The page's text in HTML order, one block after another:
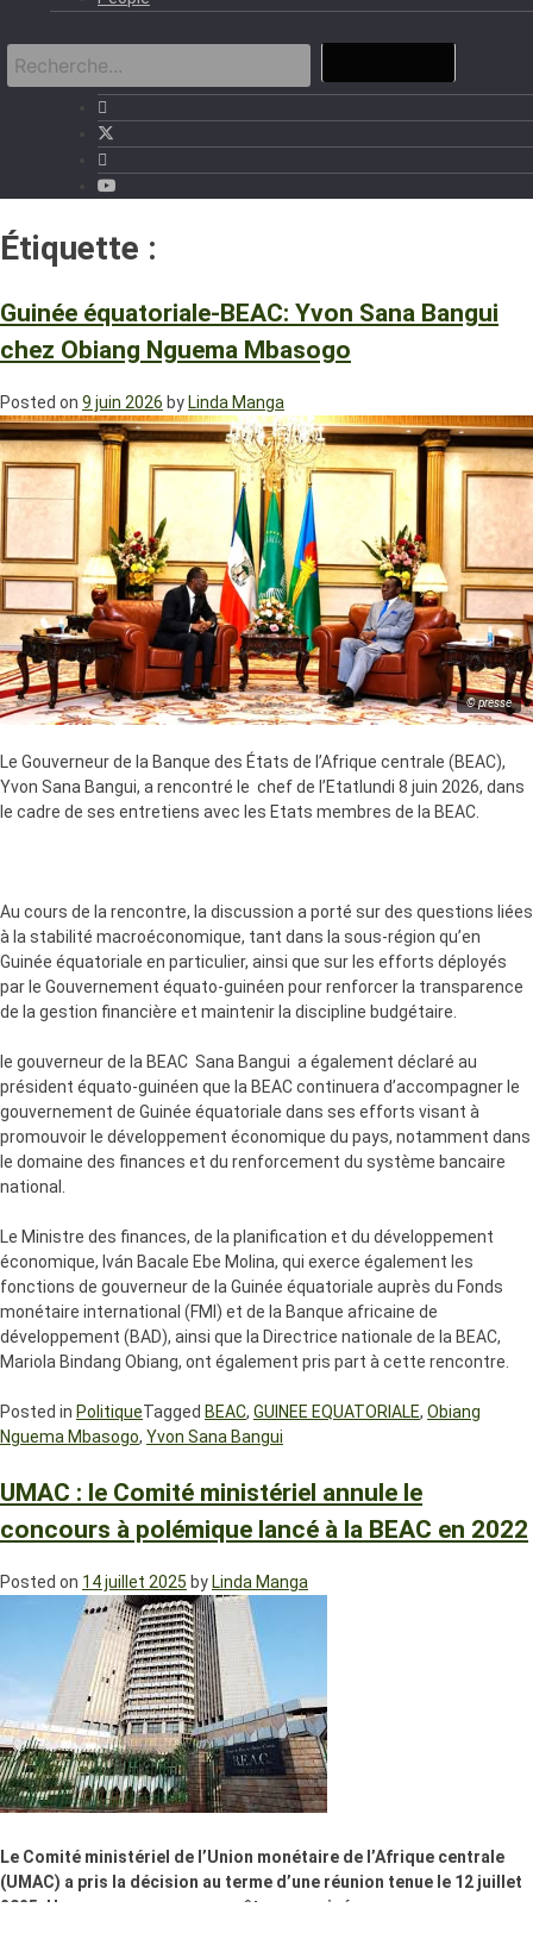
Étiquette :
Guinée équatoriale-BEAC: Yvon Sana Bangui
chez Obiang Nguema Mbasogo
Posted on 9 juin 2026 by Linda Manga
© presse
Le Gouverneur de la Banque des États de l’Afrique centrale (BEAC),
Yvon Sana Bangui, a rencontré le chef de l’Etatlundi 8 juin 2026, dans
le cadre de ses entretiens avec les Etats membres de la BEAC.
Au cours de la rencontre, la discussion a porté sur des questions liées
à la stabilité macroéconomique, tant dans la sous-région qu’en
Guinée équatoriale en particulier, ainsi que sur les efforts déployés
par le Gouvernement équato-guinéen pour renforcer la transparence
de la gestion financière et maintenir la discipline budgétaire.
le gouverneur de la BEAC Sana Bangui a également déclaré au
président équato-guinéen que la BEAC continuera d’accompagner le
gouvernement de Guinée équatoriale dans ses efforts visant à
promouvoir le développement économique du pays, notamment dans
le domaine des finances et du renforcement du système bancaire
national.
Le Ministre des finances, de la planification et du développement
économique, Iván Bacale Ebe Molina, qui exerce également les
fonctions de gouverneur de la Guinée équatoriale auprès du Fonds
monétaire international (FMI) et de la Banque africaine de
développement (BAD), ainsi que la Directrice nationale de la BEAC,
Mariola Bindang Obiang, ont également pris part à cette rencontre.
Posted in PolitiqueTagged BEAC, GUINEE EQUATORIALE, Obiang
Nguema Mbasogo, Yvon Sana Bangui
UMAC : le Comité ministériel annule le
concours à polémique lancé à la BEAC en 2022
Posted on 14 juillet 2025 byLinda Manga
Le Comité ministériel de l’Union monétaire de l’Afrique centrale
(UMAC) a pris la décision au terme d’une réunion tenue le 12 juillet
2025. Un nouveau concours va être organisé.